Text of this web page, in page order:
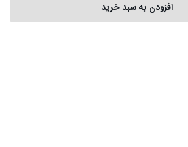
افزودن به سبد خرید